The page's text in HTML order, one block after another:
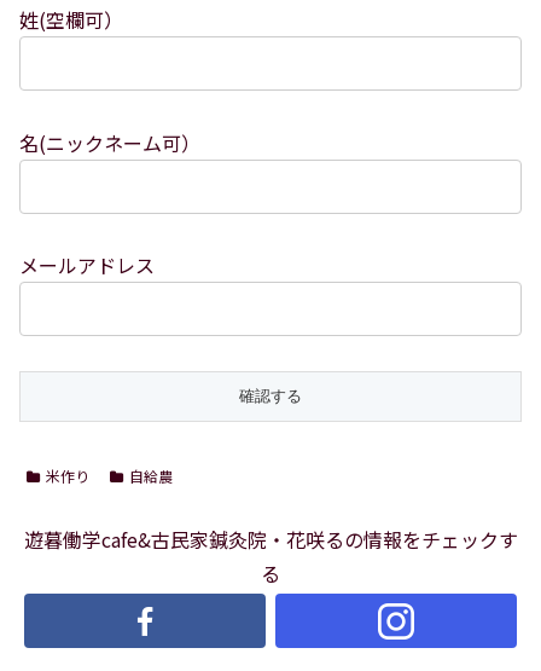
姓(空欄可）
名(ニックネーム可）
メールアドレス
米作り 自給農
遊暮働学cafe&古民家鍼灸院・花咲るの情報をチェックす
る